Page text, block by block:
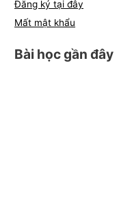
Đăng ký tại đây
Mất mật khẩu
Bài học gần đây